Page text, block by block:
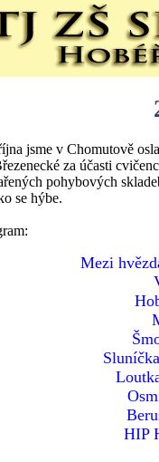
jsme v Chomutově
za účasti
pohybových
se hýbe.
Mezi
HIP